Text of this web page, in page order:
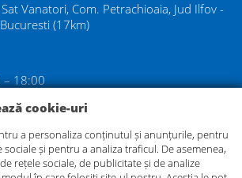
Vanatori, Com. Petrachioaia, Jud Ilfov -
(17km)
– 18:00
cookie-uri
a personaliza conținutul și anunțurile, pentru
și pentru a analiza traficul. De asemenea,
rețele sociale, de publicitate și de analize